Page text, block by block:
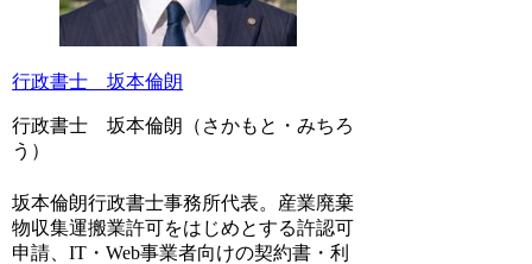
行政書士 坂本倫朗
行政書士 坂本倫朗（さかもと・みちろ
う）
坂本倫朗行政書士事務所代表。産業廃棄
物収集運搬業許可をはじめとする許認可
申請、IT・Web事業者向けの契約書・利